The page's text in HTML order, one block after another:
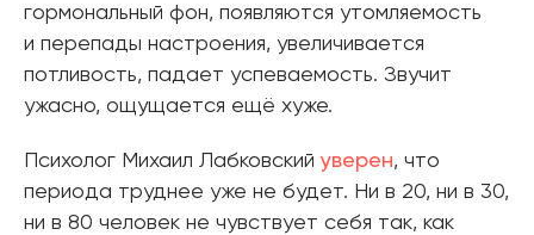
гормональный фон, появляются утомляемость
и перепады настроения, увеличивается
потливость, падает успеваемость. Звучит
ужасно, ощущается ещё хуже.
Психолог Михаил Лабковский уверен, что
периода труднее уже не будет. Ни в 20, ни в 30,
ни в 80 человек не чувствует себя так, как